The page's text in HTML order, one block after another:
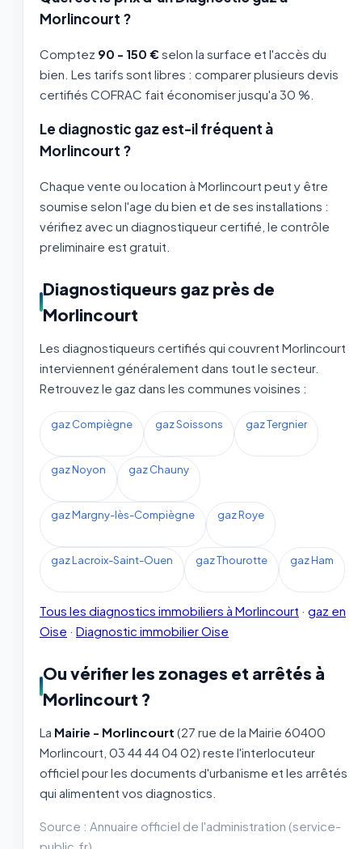
Morlincourt ?
Comptez 90 - 150 €selon la surface et l'accès du
bien. Les tarifs sont libres : comparer plusieurs devis
certifiés COFRAC fait économiser jusqu'a 30 %.
Le diagnostic gaz est-il fréquent à
Morlincourt ?
Chaque vente ou location à Morlincourt peut y être
soumise selon l'age du bien et de ses installations :
vérifiez avec un diagnostiqueur certifié, le contrôle
preliminaire est gratuit.
Diagnostiqueurs gaz près de
Morlincourt
Les diagnostiqueurs certifiés qui couvrent Morlincourt
interviennent généralement dans tout le secteur.
Retrouvez le gaz dans les communes voisines :
gaz Compiègne gaz Soissons gaz Tergnier
gaz Noyon gaz Chauny
gaz Margny-lès-Compiègne gaz Roye
gaz Lacroix-Saint-Ouen gaz Thourotte gaz Ham
Tous les diagnostics immobiliers à Morlincourt · gaz en
Oise · Diagnostic immobilier Oise
Ou vérifier les zonages et arrêtés à
Morlincourt ?
La Mairie - Morlincourt (27 rue de la Mairie 60400
Morlincourt, 03 44 44 04 02) reste l'interlocuteur
officiel pour les documents d'urbanisme et les arrêtés
qui alimentent vos diagnostics.
Source : Annuaire officiel de l'administration (service-